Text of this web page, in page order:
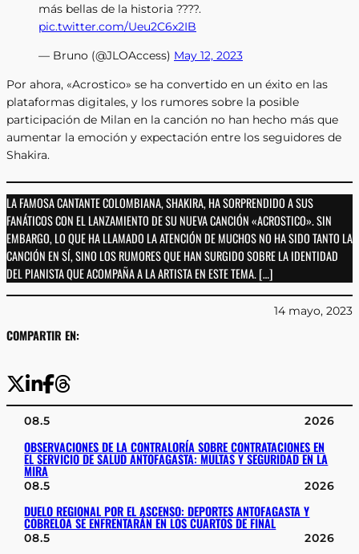
más bellas de la historia ????.
pic.twitter.com/Ueu2C6x2IB
— Bruno (@JLOAccess) May 12, 2023
Por ahora, «Acrostico» se ha convertido en un éxito en las
plataformas digitales, y los rumores sobre la posible
participación de Milan en la canción no han hecho más que
aumentar la emoción y expectación entre los seguidores de
Shakira.
LA FAMOSA CANTANTE COLOMBIANA, SHAKIRA, HA SORPRENDIDO A SUS
FANÁTICOS CON EL LANZAMIENTO DE SU NUEVA CANCIÓN «ACROSTICO». SIN
EMBARGO, LO QUE HA LLAMADO LA ATENCIÓN DE MUCHOS NO HA SIDO TANTO LA
CANCIÓN EN SÍ, SINO LOS RUMORES QUE HAN SURGIDO SOBRE LA IDENTIDAD
DEL PIANISTA QUE ACOMPAÑA A LA ARTISTA EN ESTE TEMA. […]
COMPARTIR EN:
14 mayo, 2023
08.5 2026
OBSERVACIONES DE LA CONTRALORÍA SOBRE CONTRATACIONES EN
EL SERVICIO DE SALUD ANTOFAGASTA: MULTAS Y SEGURIDAD EN LA
MIRA
08.5 2026
DUELO REGIONAL POR EL ASCENSO: DEPORTES ANTOFAGASTA Y
COBRELOA SE ENFRENTARÁN EN LOS CUARTOS DE FINAL
08.5 2026